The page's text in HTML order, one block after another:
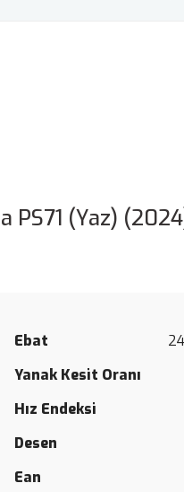
PS71 (Yaz)
Ebat
Yanak Kesit Oranı
Hız Endeksi
Desen
Ean